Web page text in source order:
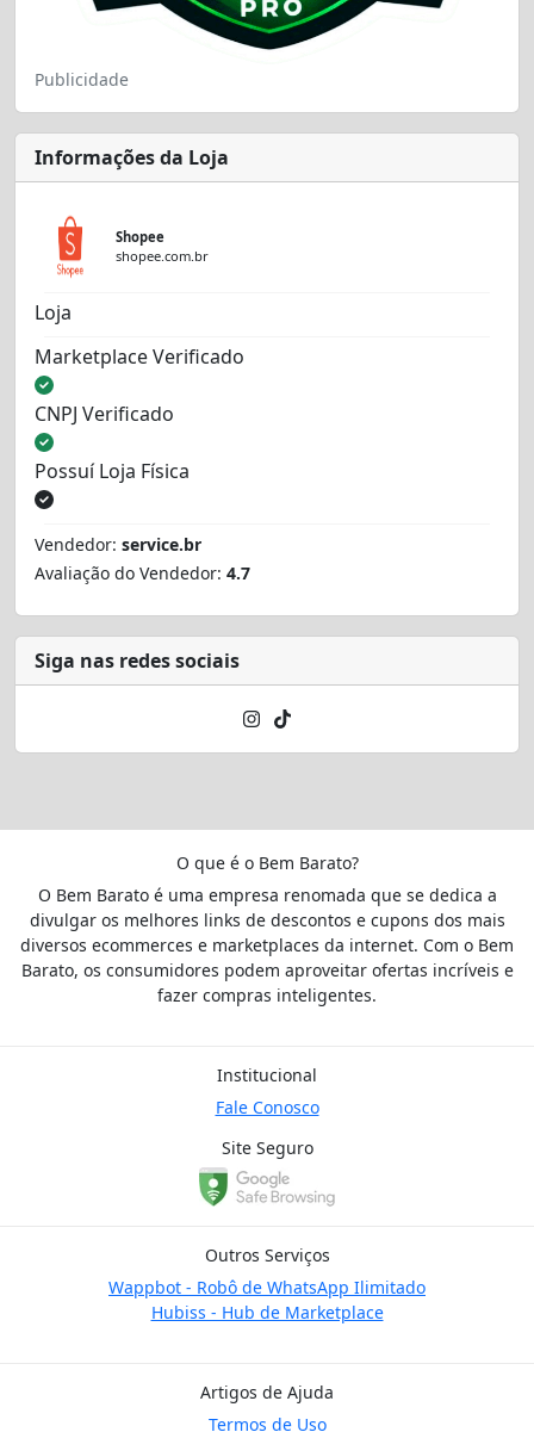
Publicidade
Informações da Loja
Shopee
shopee.com.br
Loja
Marketplace Verificado
CNPJ Verificado
Possuí Loja Física
Vendedor: service.br
Avaliação do Vendedor: 4.7
Siga nas redes sociais
O que é o Bem Barato?
O Bem Barato é uma empresa renomada que se dedica a
divulgar os melhores links de descontos e cupons dos mais
diversos ecommerces e marketplaces da internet. Com o Bem
Barato, os consumidores podem aproveitar ofertas incríveis e
fazer compras inteligentes.
Institucional
Fale Conosco
Site Seguro
Outros Serviços
Wappbot - Robô de WhatsApp Ilimitado
Hubiss - Hub de Marketplace
Artigos de Ajuda
Termos de Uso